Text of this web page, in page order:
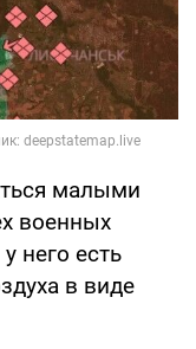
малыми
военных
него есть
в виде